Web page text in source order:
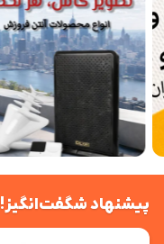
پیشنهاد شگفت‌انگیز!